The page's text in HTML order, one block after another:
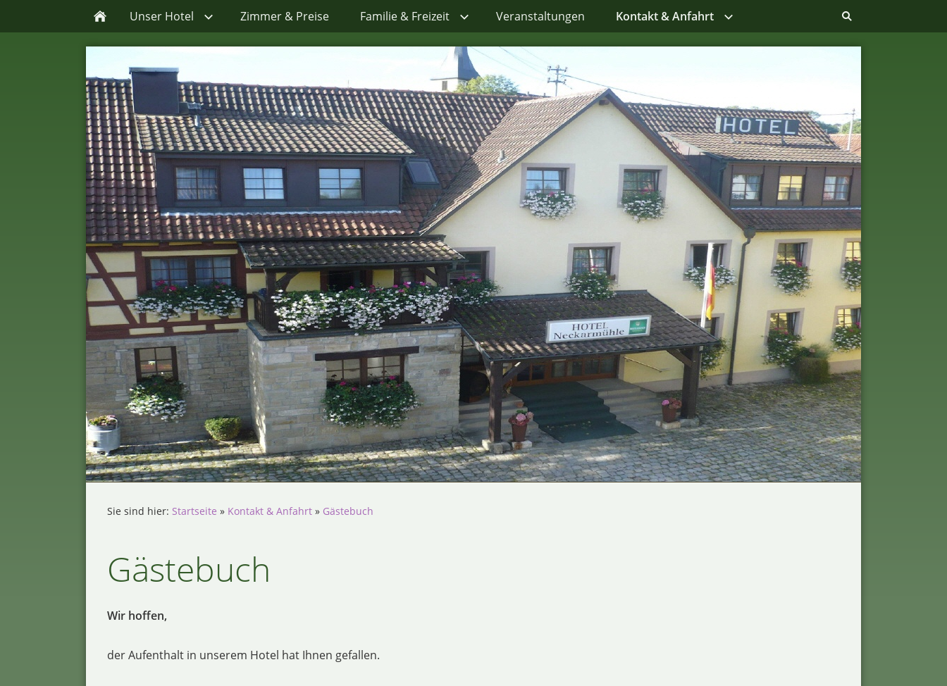
Unser Hotel Zimmer & Preise Familie & Freizeit Veranstaltungen Kontakt & Anfahrt
Sie sind hier: Startseite » Kontakt & Anfahrt » Gästebuch
Gästebuch
Wir hoffen,
der Aufenthalt in unserem Hotel hat Ihnen gefallen.